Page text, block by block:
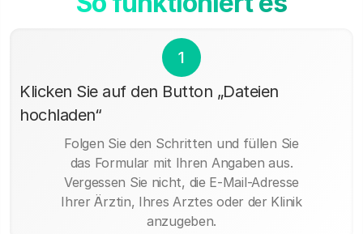
1
Klicken Sie auf den Button „Dateien
hochladen“
Folgen Sie den Schritten und füllen Sie
das Formular mit Ihren Angaben aus.
Vergessen Sie nicht, die E-Mail-Adresse
Ihrer Ärztin, Ihres Arztes oder der Klinik
anzugeben.